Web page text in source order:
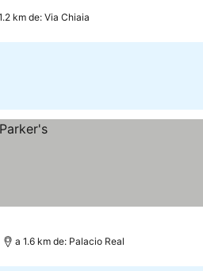
km de: Via Chiaia
a 1.6 km de: Palacio Real